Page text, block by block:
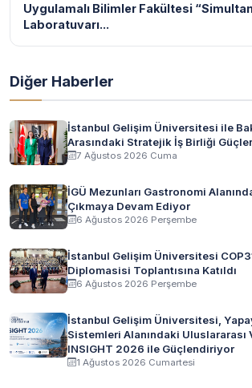
Uygulamalı Bilimler Fakültesi
Laboratuvarı...
Diğer Haberler
İstanbul Gelişim Üniversitesi ile
Arasındaki Stratejik İş Birliği
7 Ağustos 2026 Cuma
İGÜ Mezunları Gastronomi
Çıkmaya Devam Ediyor
6 Ağustos 2026 Perşembe
İstanbul Gelişim Üniversitesi
Diplomasisi Toplantısına Katıldı
6 Ağustos 2026 Perşembe
İstanbul Gelişim Üniversitesi,
Sistemleri Alanındaki Uluslararası
INSIGHT 2026 ile Güçlendiriyor
1 Ağustos 2026 Cumartesi